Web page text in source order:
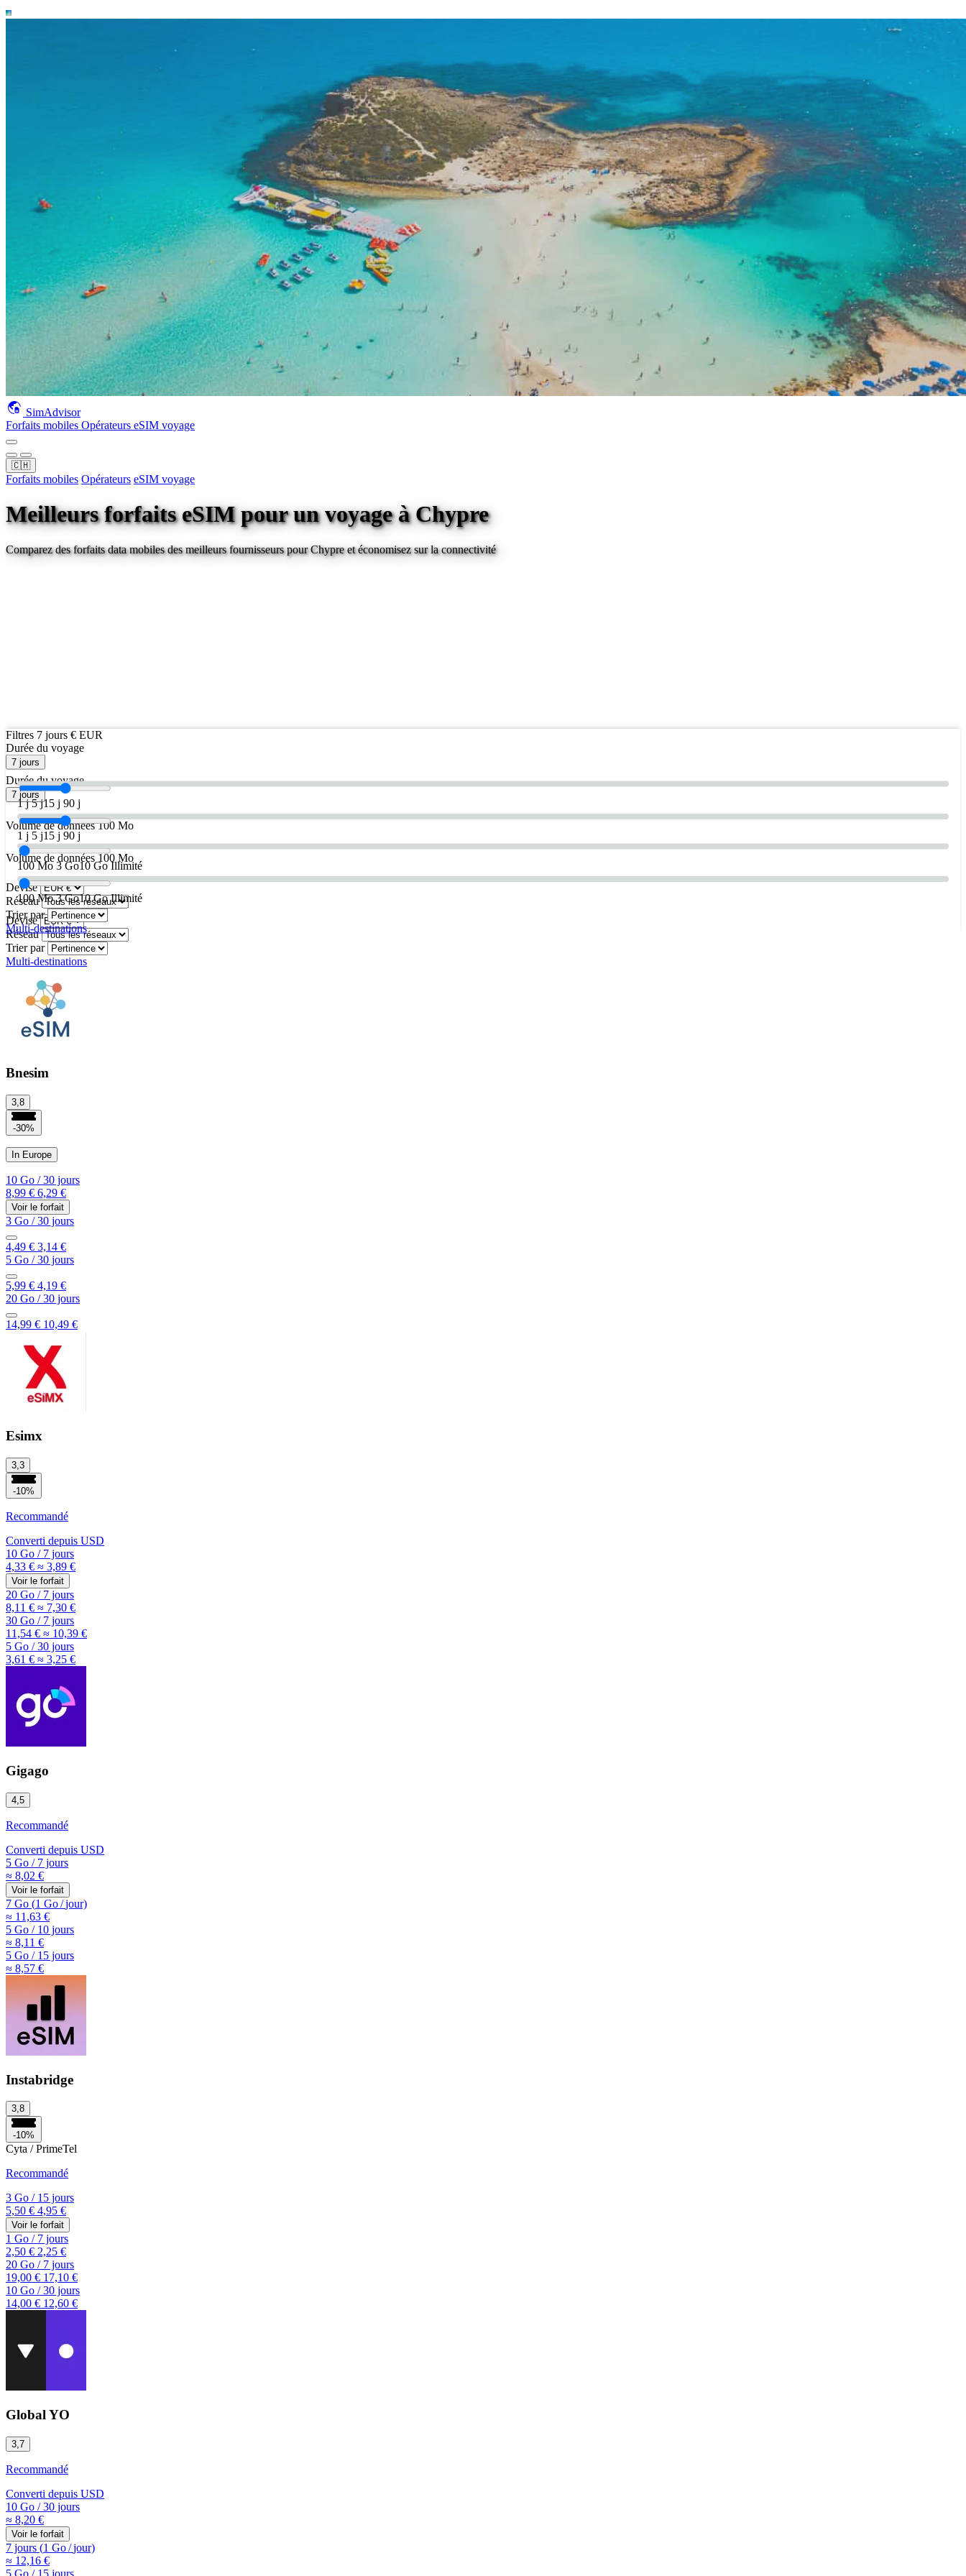
SimAdvisor
Forfaits mobiles Opérateurs eSIM voyage
🇨🇭
Forfaits mobiles Opérateurs eSIM voyage
Meilleurs forfaits eSIM pour un voyageà Chypre
Comparez des forfaits data mobiles des meilleurs fournisseurs pourChypreet économisez sur la connectivité
Filtres 7 jours € EUR
Durée du voyage
7 jours
1 j 5 j15 j 90 j
Volume de données 100 Mo
100 Mo 3 Go10 Go Illimité
Devise
Réseau
Trier par
Multi-destinations
Durée du voyage
7 jours
1 j 5 j15 j 90 j
Volume de données 100 Mo
100 Mo 3 Go10 Go Illimité
Devise
Réseau
Trier par
Multi-destinations
Bnesim
3,8
-30%
In Europe
10 Go /30 jours
8,99 € 6,29 €
Voir le forfait
3 Go /30 jours
4,49 € 3,14 €
5 Go /30 jours
5,99 € 4,19 €
20 Go /30 jours
14,99 € 10,49 €
Esimx
3,3
-10%
Recommandé
Converti depuis USD
10 Go /7 jours
4,33 € ≈ 3,89 €
Voir le forfait
20 Go /7 jours
8,11 € ≈ 7,30 €
30 Go /7 jours
11,54 € ≈ 10,39 €
5 Go /30 jours
3,61 € ≈ 3,25 €
Gigago
4,5
Recommandé
Converti depuis USD
5 Go /7 jours
≈ 8,02 €
Voir le forfait
7 Go (1 Go/jour)
≈ 11,63 €
5 Go /10 jours
≈ 8,11 €
5 Go /15 jours
≈ 8,57 €
Instabridge
3,8
-10%
Cyta / PrimeTel
Recommandé
3 Go /15 jours
5,50 € 4,95 €
Voir le forfait
1 Go /7 jours
2,50 € 2,25 €
20 Go /7 jours
19,00 € 17,10 €
10 Go /30 jours
14,00 € 12,60 €
Global YO
3,7
Recommandé
Converti depuis USD
10 Go /30 jours
≈ 8,20 €
Voir le forfait
7 jours (1 Go/jour)
≈ 12,16 €
5 Go /15 jours